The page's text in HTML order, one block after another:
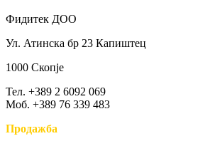
Фидитек ДОО
Ул. Атинска бр 23 Капиштец
1000 Скопје
Тел. +389 2 6092 069
Моб. +389 76 339 483
Продажба